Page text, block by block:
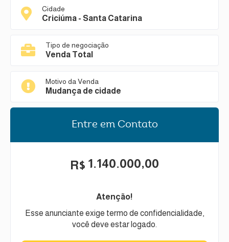
Cidade
Criciúma - Santa Catarina
Tipo de negociação
Venda Total
Motivo da Venda
Mudança de cidade
Entre em Contato
R$ 1.140.000,00
Atenção!
Esse anunciante exige termo de confidencialidade,
você deve estar logado.